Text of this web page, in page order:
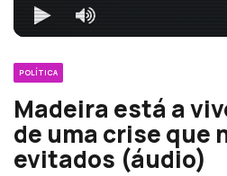
POLÍTICA
Madeira está a
de uma crise que
evitados (áudio)